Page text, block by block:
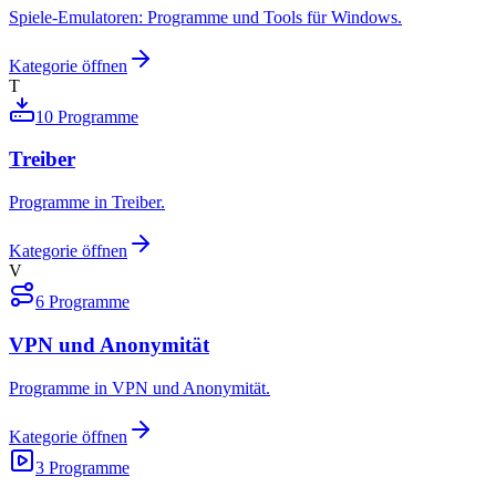
Spiele-Emulatoren: Programme und Tools für Windows.
Kategorie öffnen
T
10 Programme
Treiber
Programme in Treiber.
Kategorie öffnen
V
6 Programme
VPN und Anonymität
Programme in VPN und Anonymität.
Kategorie öffnen
3 Programme